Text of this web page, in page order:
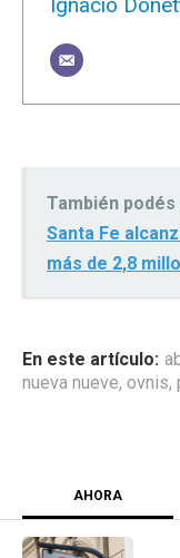
Ignacio
También
Santa Fe
más de 2,8
nueva nueve, ovnis,
AHORA